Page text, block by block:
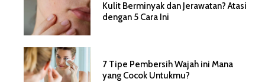
Kulit Berminyak dan Jerawatan? Atasi
dengan 5 Cara Ini
7 Tipe Pembersih Wajah ini Mana
yang Cocok Untukmu?